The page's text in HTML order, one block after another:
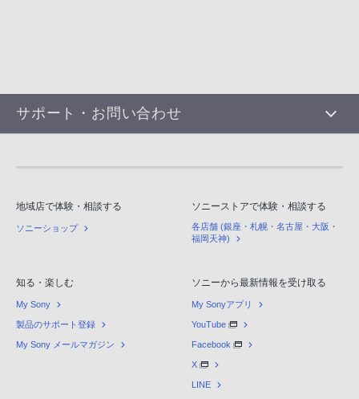
サポート・お問い合わせ
地域店で体験・相談する
ソニーショップ
ソニーストアで体験・相談する
各店舗 (銀座・札幌・名古屋・大阪・
福岡天神)
知る・楽しむ
My Sony
製品のサポート登録
My Sony メールマガジン
ソニーから最新情報を受け取る
My Sonyアプリ
YouTube
Facebook
X
LINE